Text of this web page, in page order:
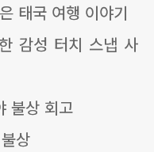
태국 여행 이야기
감성 터치 스냅 사
불상 회고
상